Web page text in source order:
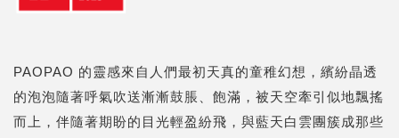
PAOPAO 的靈感來自人們最初天真的童稚幻想，繽紛晶透
的泡泡隨著呼氣吹送漸漸鼓脹、飽滿，被天空牽引似地飄搖
而上，伴隨著期盼的目光輕盈紛飛，與藍天白雲團簇成那些